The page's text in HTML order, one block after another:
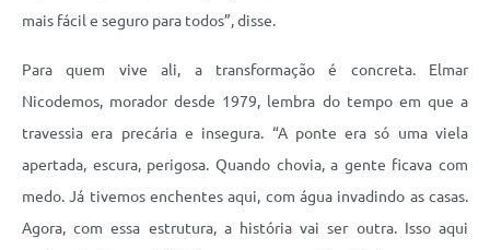
mais fácil e seguro para todos”, disse.
Para quem vive ali, a transformação é concreta. Elmar
Nicodemos, morador desde 1979, lembra do tempo em que a
travessia era precária e insegura. “A ponte era só uma viela
apertada, escura, perigosa. Quando chovia, a gente ficava com
medo. Já tivemos enchentes aqui, com água invadindo as casas.
Agora, com essa estrutura, a história vai ser outra. Isso aqui